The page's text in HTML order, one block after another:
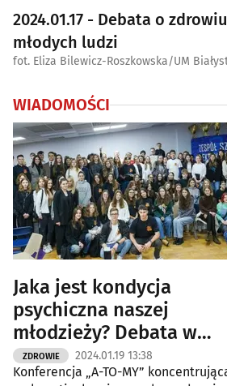
2024.01.17 - Debata o
młodych ludzi
fot. Eliza Bilewicz-Roszkowska/UM
WIADOMOŚCI
Jaka jest kondycja
psychiczna naszej
młodzieży? Debata w
Białymstoku
ZDROWIE 2024.01.19 13:38
Konferencja „A-TO-MY”